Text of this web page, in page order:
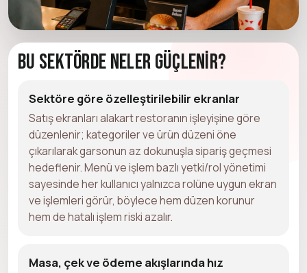
Bu Sektörde Neler Güçlenir?
Sektöre göre özelleştirilebilir ekranlar
Satış ekranları alakart restoranın işleyişine göre
düzenlenir; kategoriler ve ürün düzeni öne
çıkarılarak garsonun az dokunuşla sipariş geçmesi
hedeflenir. Menü ve işlem bazlı yetki/rol yönetimi
sayesinde her kullanıcı yalnızca rolüne uygun ekran
ve işlemleri görür, böylece hem düzen korunur
hem de hatalı işlem riski azalır.
Masa, çek ve ödeme akışlarında hız